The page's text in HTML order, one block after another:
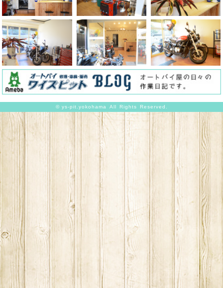
© ys-pit.yokohama All Rights Reserved.